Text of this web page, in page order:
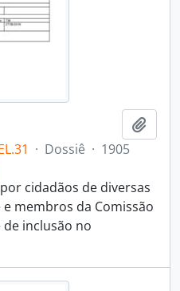
· Dossiê · 1905
cidadãos de diversas
membros da Comissão
inclusão no